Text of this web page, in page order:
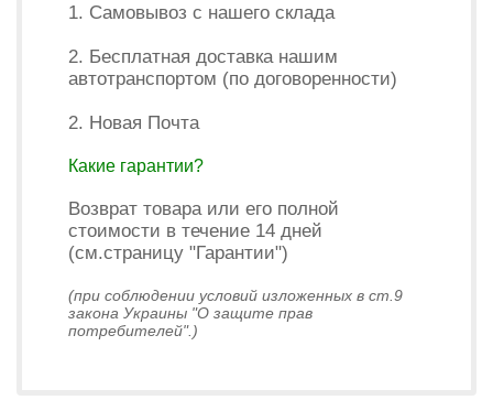
1. Самовывоз с нашего склада
2. Бесплатная доставка нашим
автотранспортом (по договоренности)
2. Новая Почта
Какие гарантии?
Возврат товара или его полной
стоимости в течение 14 дней
(см.страницу "Гарантии")
(при соблюдении условий изложенных в ст.9
закона Украины "О защите прав
потребителей".)